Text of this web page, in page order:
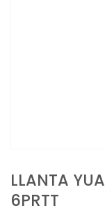
LLANTA
6PRTT